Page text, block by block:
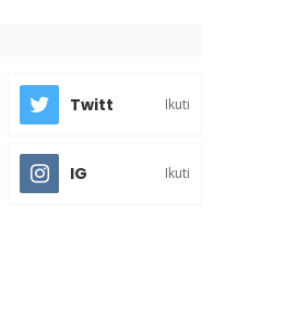
Twitt Ikuti
IG Ikuti